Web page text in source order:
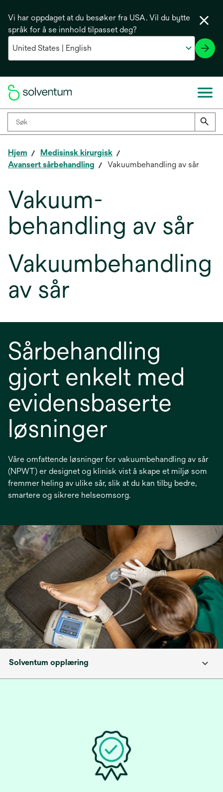
Vi har oppdaget at du besøker fra USA. Vil du bytte
språk for å se innhold tilpasset deg?
Hjem
Medisinsk kirurgisk
Avansert sårbehandling
Vakuumbehandling av sår
Vakuum-
behandling av sår
Vakuumbehandling
av sår
Sårbehandling
gjort enkelt med
evidensbaserte
løsninger
Våre omfattende løsninger for vakuumbehandling av sår
(NPWT) er designet og klinisk vist å skape et miljø som
fremmer heling av ulike sår, slik at du kan tilby bedre,
smartere og sikrere helseomsorg.
Solventum opplæring